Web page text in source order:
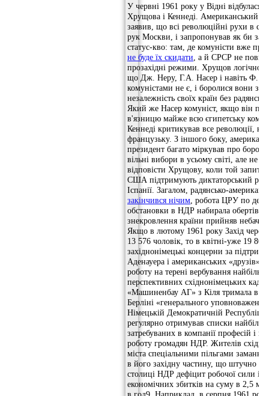
У червні 1961 року у Відні відбулася
Хрущова і Кеннеді. Американський
заявив, що всі революційні рухи в
рук Москви, і запропонував як би
статус-кво: там, де комуністи вже
не буде їх скидати , а й СРСР не
прозахідні режими. Хрущов логічно
що Дж. Неру, Г.А. Насер і навіть Ф.
комуністами не є, і боролися вони за
незалежність своїх країн без
Який же Насер комуніст, якщо він
в'язницю майже всю єгипетську
Кеннеді критикував все революції,
французьку. З іншого боку,
президент багато міркував про
вільні вибори в усьому світі, але не
відповісти Хрущову, коли той
США підтримують диктаторський
Іспанії. Загалом, радянсько-
закінчився нічим , робота ЦРУ по
обстановки в НДР набирала обертів,
знекровлення країни прийняв
Якщо в лютому 1961 року Захід через
13 576 чоловік, то в квітні-уже 19
західнонімецькі концерни за
Аденауера і американських «друзів»
роботу на терені вербування найбільш
перспективних східнонімецьких
«Машиненбау АГ» з Кіля тримала в
Берліні «генерального
Німецькій Демократичній
регулярно отримував списки найбільш
затребуваних в компанії професій і
роботу громадян НДР. Жителів
міста спеціальними пільгами
в його західну частину, що штучно
столиці НДР дефіцит робочої сили і
економічних збитків на суму в 2,5
в год9. Наприклад, в серпня 1961